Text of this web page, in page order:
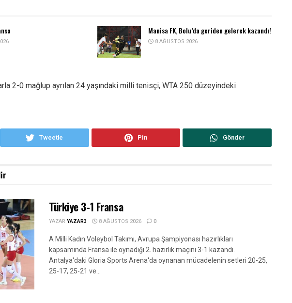
Manisa FK, Bolu’da geriden gelerek kazandı!
8 AĞUSTOS 2026
2-0 mağlup ayrılan 24 yaşındaki milli tenisçi, WTA 250 düzeyindeki
Tweetle Pin Gönder
Türkiye 3-1 Fransa
YAZAR YAZAR3 8 AĞUSTOS 2026 0
A Milli Kadın Voleybol Takımı, Avrupa Şampiyonası hazırlıkları
kapsamında Fransa ile oynadığı 2. hazırlık maçını 3-1 kazandı.
Antalya'daki Gloria Sports Arena'da oynanan mücadelenin setleri 20-25,
25-17, 25-21 ve...